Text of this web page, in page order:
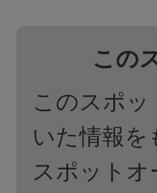
この
このスポ
いた情報を
スポット